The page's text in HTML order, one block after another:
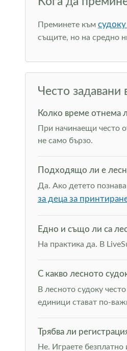
Преминете към
същите, но на средно
Често задавани
Колко време отнема
При начинаещи често
не само бързо.
Подходящо ли е
Да. Ако детето
за деца за
Едно и също ли са
На практика да. В
С какво лесното
В лесното судоку
единици стават по-
Трябва ли
Не. Играете